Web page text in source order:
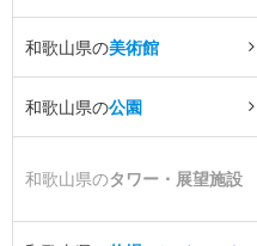
和歌山県の美術館
和歌山県の公園
和歌山県のタワー・展望施設